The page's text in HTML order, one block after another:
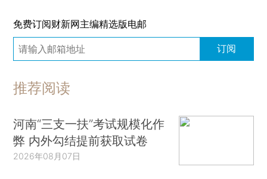
免费订阅财新网主编精选版电邮
订阅
推荐阅读
河南“三支一扶”考试规模化作
弊 内外勾结提前获取试卷
2026年08月07日